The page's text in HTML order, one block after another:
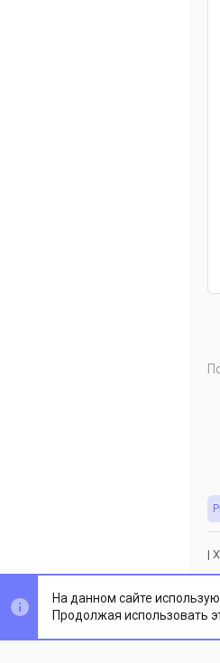
|
На данном сайте
Продолжая использовать